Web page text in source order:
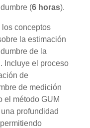
(6 horas).
los conceptos
la estimación
de la
Incluye el proceso
de
de medición
el método GUM
profundidad